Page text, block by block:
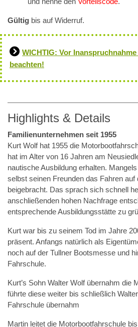
Gültig bis auf Widerruf.
WICHTIG: Vor Inanspruchnahme
beachten!
Highlights & Details
Familienunternehmen seit 1955
Kurt Wolf hat 1955 die
hat im Alter von 16 Jahren am
nautische Ausbildung erhalten.
selbst seinen Freunden das Fahren auf
beigebracht. Das sprach sich schnell
anschließenden hohen Nachfrage
entsprechende Ausbildungsstätte zu
Kurt war bis zu seinem Tod im Jahre
präsent. Anfangs natürlich als
noch auf der Tullner Bootsmesse und
Fahrschule.
Kurt’s Sohn Walter Wolf übernahm die
führte diese weiter bis schließlich
Fahrschule übernahm
Martin leitet die Motorbootfahrschule